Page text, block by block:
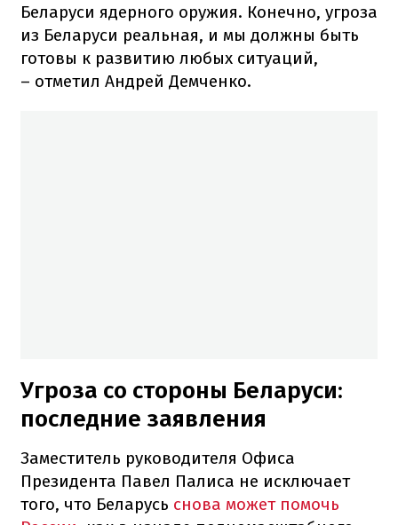
Беларуси ядерного оружия. Конечно, угроза
из Беларуси реальная, и мы должны быть
готовы к развитию любых ситуаций,
– отметил Андрей Демченко.
Угроза со стороны Беларуси:
последние заявления
Заместитель руководителя Офиса
Президента Павел Палиса не исключает
того, что Беларусь снова может помочь